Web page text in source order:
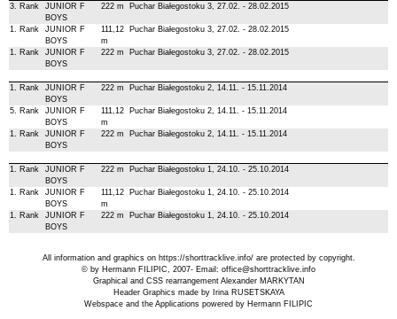
3. Rank
JUNIOR F
BOYS
222 m Puchar Białegostoku 3, 27.02. - 28.02.2015
1. Rank
JUNIOR F
BOYS
111,12
m
Puchar Białegostoku 3, 27.02. - 28.02.2015
1. Rank
JUNIOR F
BOYS
222 m Puchar Białegostoku 3, 27.02. - 28.02.2015
1. Rank
JUNIOR F
BOYS
222 m Puchar Białegostoku 2, 14.11. - 15.11.2014
5. Rank
JUNIOR F
BOYS
111,12
m
Puchar Białegostoku 2, 14.11. - 15.11.2014
1. Rank
JUNIOR F
BOYS
222 m Puchar Białegostoku 2, 14.11. - 15.11.2014
1. Rank
JUNIOR F
BOYS
222 m Puchar Białegostoku 1, 24.10. - 25.10.2014
1. Rank
JUNIOR F
BOYS
111,12
m
Puchar Białegostoku 1, 24.10. - 25.10.2014
1. Rank
JUNIOR F
BOYS
222 m Puchar Białegostoku 1, 24.10. - 25.10.2014
All information and graphics on https://shorttracklive.info/are protected by copyright.
© by Hermann FILIPIC, 2007- Email: office@shorttracklive.info
Graphical and CSS rearrangement Alexander MARKYTAN
Header Graphics made by Irina RUSETSKAYA
Webspace and the Applications powered by Hermann FILIPIC